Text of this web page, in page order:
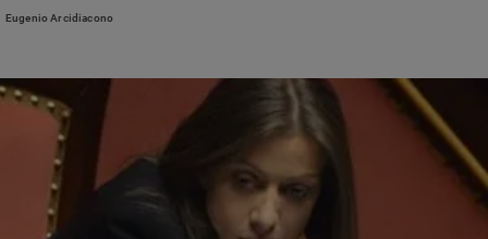
Sarà la volta buona per giocare la carta di sua figlia Marina?
Eugenio Arcidiacono